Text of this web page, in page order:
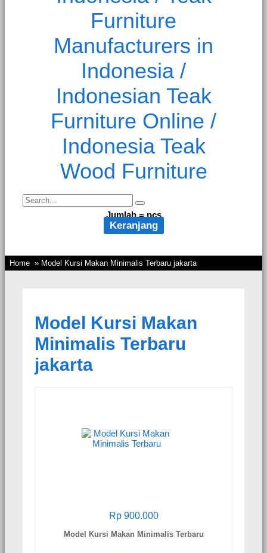
Jumlah =pcs
Keranjang
Home » Model Kursi Makan Minimalis Terbaru jakarta
Model Kursi Makan
Minimalis Terbaru
jakarta
Rp 900.000
Model Kursi Makan Minimalis Terbaru